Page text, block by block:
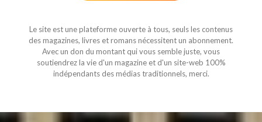
Le site est une plateforme ouverte à tous, seuls les contenus
des magazines, livres et romans nécessitent un abonnement.
Avec un don du montant qui vous semble juste, vous
soutiendrez la vie d'un magazine et d'un site-web 100%
indépendants des médias traditionnels, merci.